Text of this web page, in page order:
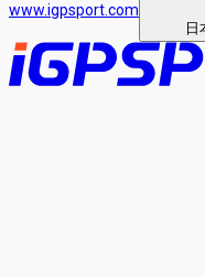
www.igpsport.com